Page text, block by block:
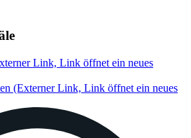
Link, Link öffnet ein neues
(Externer Link, Link öffnet ein neues